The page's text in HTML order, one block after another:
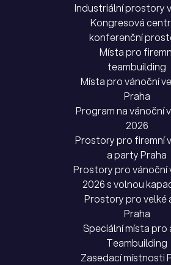
Industriální prostory
Kongresová
konferenční
Místa pro
teambuilding
Místa pro vánoční
Praha
Program na vánoční
2026
Prostory pro firemní
a party Praha
Prostory pro vánoční
2026 s volnou
Prostory pro velké
Praha
Speciální místa pro
Teambuilding
Zasedací místnosti